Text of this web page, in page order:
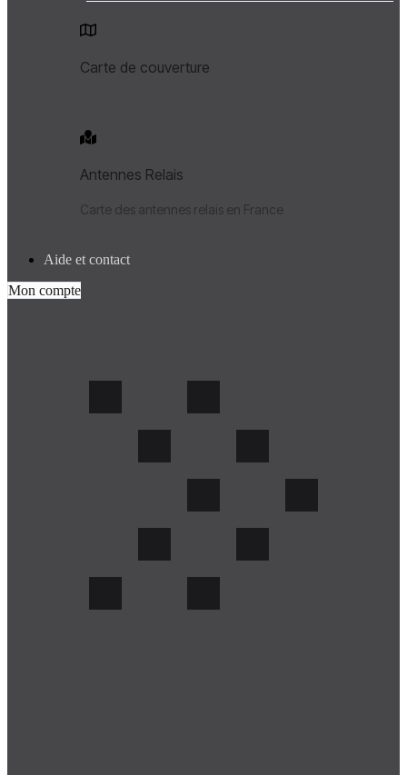
Carte de couverture
Antennes Relais
Carte des antennes relais en France
Aide et contact
Mon compte